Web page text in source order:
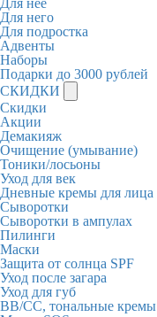
Для неё
Для него
Для подростка
Адвенты
Наборы
Подарки до 3000 рублей
СКИДКИ
Скидки
Акции
Демакияж
Очищение (умывание)
Тоники/лосьоны
Уход для век
Дневные кремы для лица
Сыворотки
Сыворотки в ампулах
Пилинги
Маски
Защита от солнца SPF
Уход после загара
Уход для губ
BB/CC, тональные кремы